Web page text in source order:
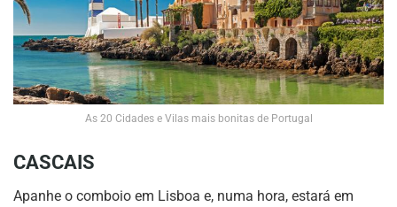
As 20 Cidades e Vilas mais bonitas de Portugal
CASCAIS
Apanhe o comboio em Lisboa e, numa hora, estará em